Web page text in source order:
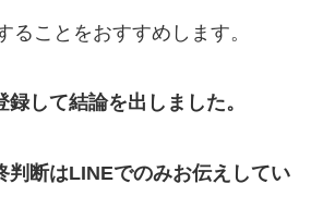
ることをおすすめします。
して結論を出しました。
判断はLINEでのみお伝えしてい